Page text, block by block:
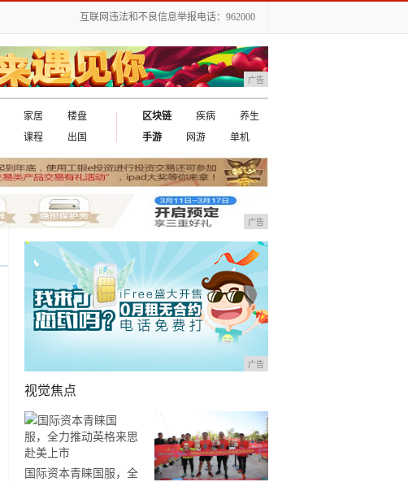
互联网违法和不良信息举报电话：962000
广告
家居
楼盘
课程 出国
区块链 疾病
养生
手游
网游 单机
广告
广告
视觉焦点
国际资本青睐国服，全